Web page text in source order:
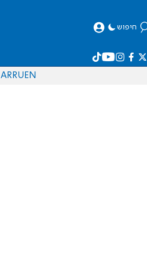
חיפוש
EN
RU
AR